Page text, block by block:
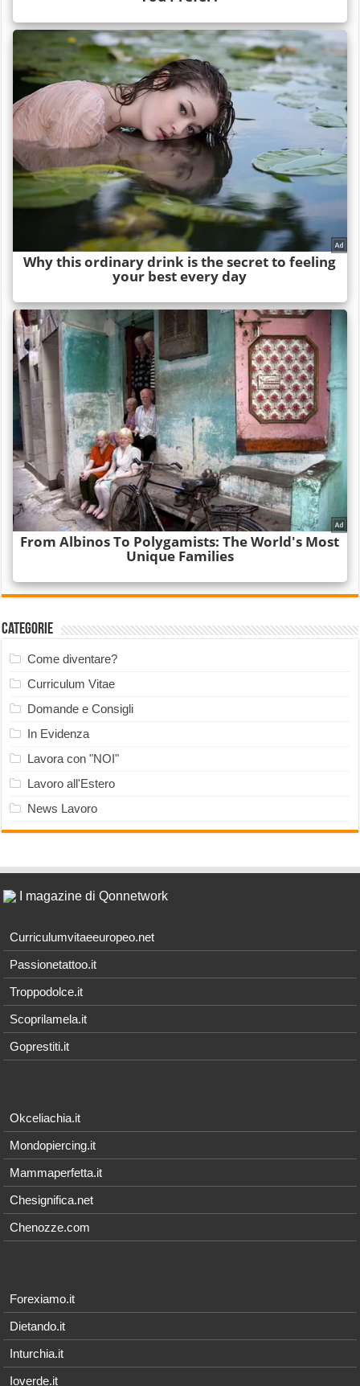
Categorie
Come diventare?
Curriculum Vitae
Domande e Consigli
In Evidenza
Lavora con "NOI"
Lavoro all'Estero
News Lavoro
I magazine di Qonnetwork
Curriculumvitaeeuropeo.net
Passionetattoo.it
Troppodolce.it
Scoprilamela.it
Goprestiti.it
Okceliachia.it
Mondopiercing.it
Mammaperfetta.it
Chesignifica.net
Chenozze.com
Forexiamo.it
Dietando.it
Inturchia.it
Ioverde.it